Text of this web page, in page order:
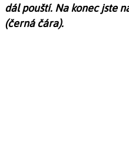
dál pouští. Na konec jste
(černá čára).